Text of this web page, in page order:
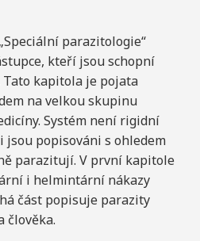
parazitologie“
kteří jsou schopní
kapitola je pojata
na velkou skupinu
Systém není rigidní
jsou popisováni s ohledem
parazitují. V první kapitole
i helmintární nákazy
část popisuje parazity
člověka.